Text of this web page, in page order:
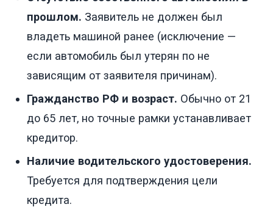
прошлом. Заявитель не должен был
владеть машиной ранее (исключение —
если автомобиль был утерян по не
зависящим от заявителя причинам).
Гражданство РФ и возраст. Обычно от 21
до 65 лет, но точные рамки устанавливает
кредитор.
Наличие водительского удостоверения.
Требуется для подтверждения цели
кредита.